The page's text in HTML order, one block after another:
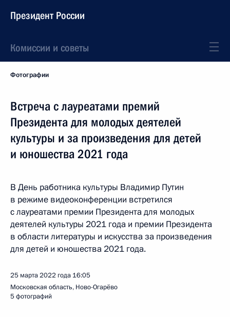
Президент России
Комиссии и советы
Фотографии
Встреча с лауреатами премий
Президента для молодых деятелей
культуры и за произведения для детей
и юношества 2021 года
В День работника культуры Владимир Путин
в режиме видеоконференции встретился
с лауреатами премии Президента для молодых
деятелей культуры 2021 года и премии Президента
в области литературы и искусства за произведения
для детей и юношества 2021 года.
25 марта 2022 года 16:05
Московская область, Ново-Огарёво
5 фотографий